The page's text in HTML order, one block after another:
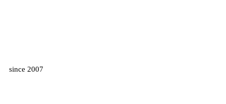
since 2007